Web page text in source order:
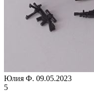
Юлия Ф. 09.05.2023
5